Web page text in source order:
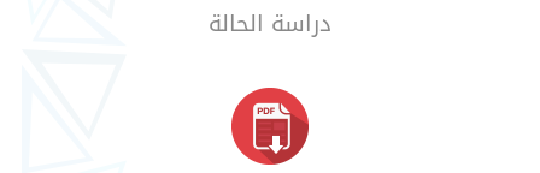
دراسة الحالة